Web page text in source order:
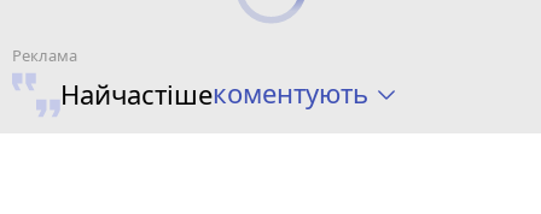
Найчастішекоментують